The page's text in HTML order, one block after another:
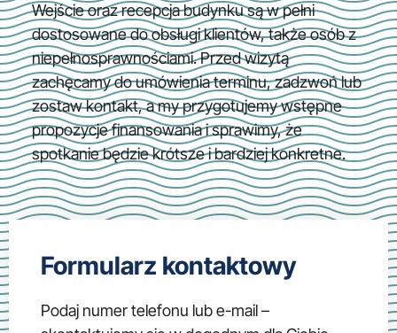
Wejście oraz recepcja budynku są w pełni
dostosowane do obsługi klientów, także osób z
niepełnosprawnościami. Przed wizytą
zachęcamy do umówienia terminu, zadzwoń lub
zostaw kontakt, a my przygotujemy wstępne
propozycje finansowania i sprawimy, że
spotkanie będzie krótsze i bardziej konkretne.
Formularz kontaktowy
Podaj numer telefonu lub e-mail –